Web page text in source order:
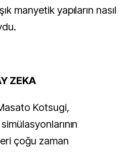
manyetik yapıların nasıl
ZEKA
Kotsugi,
çoğu zaman